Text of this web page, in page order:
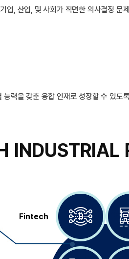
업, 산업, 및 사회가 직면한 의사결정
력을 갖춘 융합 인재로 성장할 수 있도
INDUSTRIAL
Fintech